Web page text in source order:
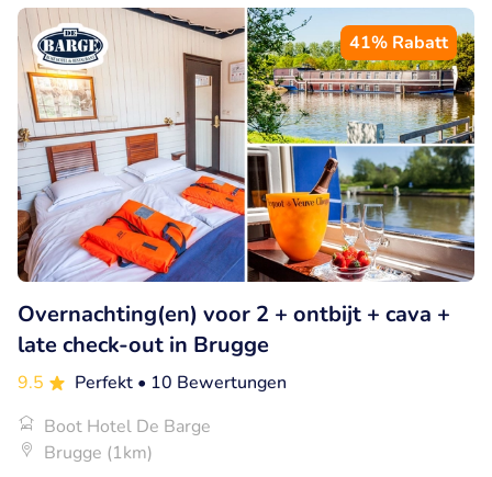
41% Rabatt
Overnachting(en) voor 2 + ontbijt + cava +
late check-out in Brugge
9.5 Perfekt • 10 Bewertungen
Boot Hotel De Barge
Brugge (1km)